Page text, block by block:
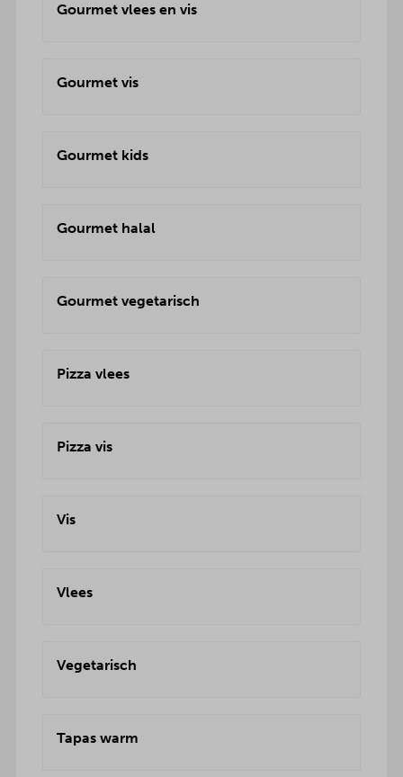
Gourmet vlees en vis
Gourmet vis
Gourmet kids
Gourmet halal
Gourmet vegetarisch
Pizza vlees
Pizza vis
Vis
Vlees
Vegetarisch
Tapas warm